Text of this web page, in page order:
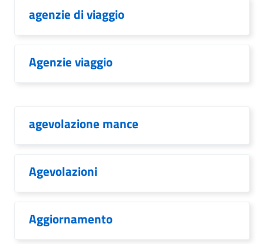
agenzie di viaggio
Agenzie viaggio
agevolazione mance
Agevolazioni
Aggiornamento